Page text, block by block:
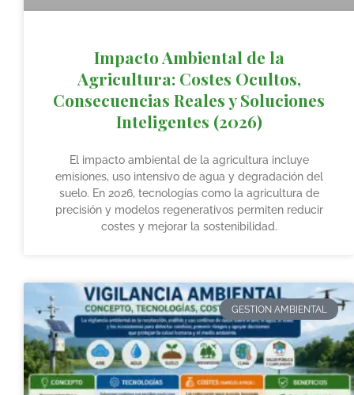
Impacto Ambiental de la
Agricultura: Costes Ocultos,
Consecuencias Reales y Soluciones
Inteligentes (2026)
El impacto ambiental de la agricultura incluye
emisiones, uso intensivo de agua y degradación del
suelo. En 2026, tecnologías como la agricultura de
precisión y modelos regenerativos permiten reducir
costes y mejorar la sostenibilidad.
GESTION AMBIENTAL